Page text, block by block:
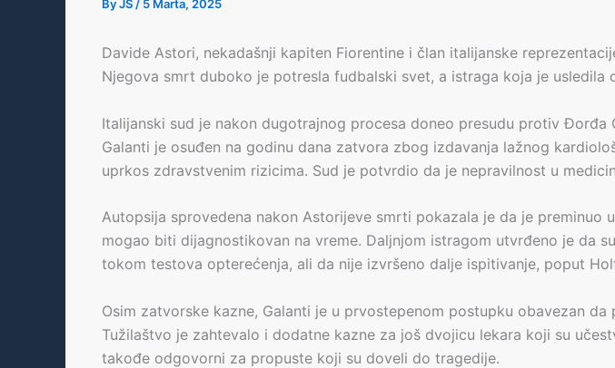
ByJS / 5 Marta, 2025
Davide Astori, nekadašnji kapiten Fiorentine i član italijanske
Njegova smrt duboko je potresla fudbalski svet, a istraga koja je
Italijanski sud je nakon dugotrajnog procesa doneo presudu protiv
Galanti je osuđen na godinu dana zatvora zbog izdavanja lažnog
uprkos zdravstvenim rizicima. Sud je potvrdio da je nepravilnost u
Autopsija sprovedena nakon Astorijeve smrti pokazala je da je
mogao biti dijagnostikovan na vreme. Daljnjom istragom utvrđeno je da
tokom testova opterećenja, ali da nije izvršeno dalje ispitivanje, poput
Osim zatvorske kazne, Galanti je u prvostepenom postupku obavezan
Tužilaštvo je zahtevalo i dodatne kazne za još dvojicu lekara koji su
takođe odgovorni za propuste koji su doveli do tragedije.